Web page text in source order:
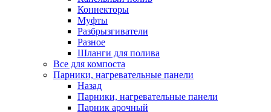
Коннекторы
Муфты
Разбрызгиватели
Разное
Шланги для полива
Все для компоста
Парники, нагревательные панели
Назад
Парники, нагревательные панели
Парник арочный